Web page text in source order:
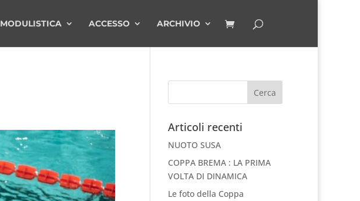
MODULISTICA ACCESSO ARCHIVIO
Articoli recenti
NUOTO SUSA
COPPA BREMA : LA PRIMA
VOLTA DI DINAMICA
Le foto della Coppa